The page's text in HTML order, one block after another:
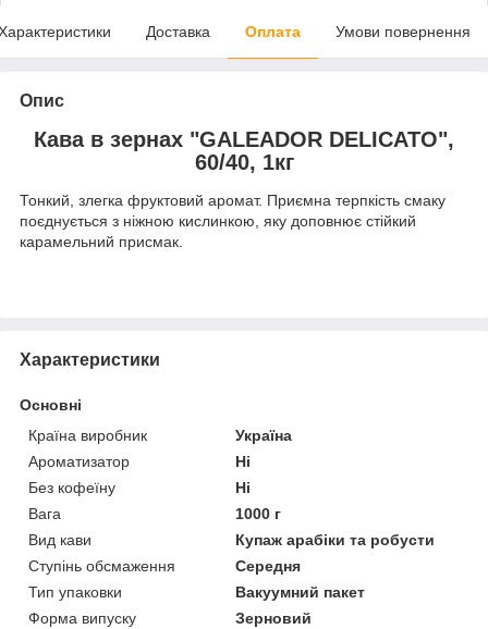
Доставка Оплата Умови повернення
Опис
Кава в зернах "GALEADOR DELICATO",
60/40, 1кг
Тонкий, злегка фруктовий аромат. Приємна терпкість смаку
поєднується з ніжною кислинкою, яку доповнює стійкий
карамельний присмак.
Характеристики
Основні
Країна виробник
Україна
Ароматизатор
Ні
Без кофеїну
Ні
Вага
1000 г
Вид кави
Купаж арабіки та робусти
Ступінь обсмаження
Середня
Тип упаковки
Вакуумний пакет
Форма випуску
Зерновий